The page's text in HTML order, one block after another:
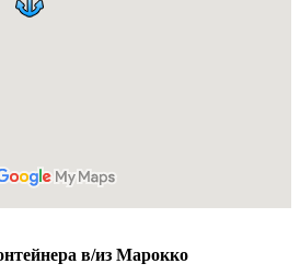
в/из Марокко